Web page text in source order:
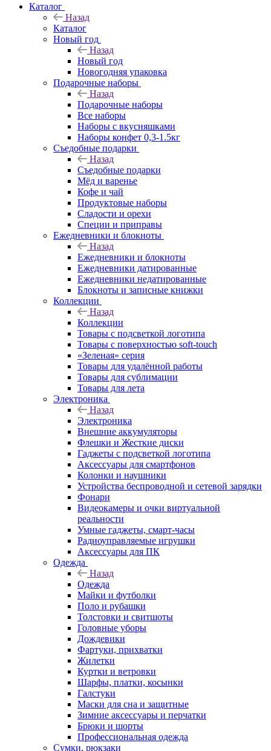
Каталог
Назад
Каталог
Новый год
Назад
Новый год
Новогодняя упаковка
Подарочные наборы
Назад
Подарочные наборы
Все наборы
Наборы с вкусняшками
Наборы конфет 0,3-1.5кг
Съедобные подарки
Назад
Съедобные подарки
Мёд и варенье
Кофе и чай
Продуктовые наборы
Сладости и орехи
Специи и приправы
Ежедневники и блокноты
Назад
Ежедневники и блокноты
Ежедневники датированные
Ежедневники недатированные
Блокноты и записные книжки
Коллекции
Назад
Коллекции
Товары с подсветкой логотипа
Товары с поверхностью soft-touch
«Зеленая» серия
Товары для удалённой работы
Товары для сублимации
Товары для лета
Электроника
Назад
Электроника
Внешние аккумуляторы
Флешки и Жесткие диски
Гаджеты с подсветкой логотипа
Аксессуары для смартфонов
Колонки и наушники
Устройства беспроводной и сетевой зарядки
Фонари
Видеокамеры и очки виртуальной
реальности
Умные гаджеты, смарт-часы
Радиоуправляемые игрушки
Аксессуары для ПК
Одежда
Назад
Одежда
Майки и футболки
Поло и рубашки
Толстовки и свитшоты
Головные уборы
Дождевики
Фартуки, прихватки
Жилетки
Куртки и ветровки
Шарфы, платки, косынки
Галстуки
Маски для сна и защитные
Зимние аксессуары и перчатки
Брюки и шорты
Профессиональная одежда
Сумки, рюкзаки